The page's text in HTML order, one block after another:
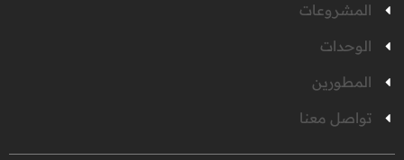
المشروعات
الوحدات
المطورين
تواصل معنا